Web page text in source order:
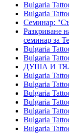
Bulgaria
Bulgaria
Семинар:
Разкриване
семинар за
Bulgaria
Bulgaria
ДУША И
Bulgaria
Bulgaria
Bulgaria
Bulgaria
Bulgaria
Bulgaria
Bulgaria